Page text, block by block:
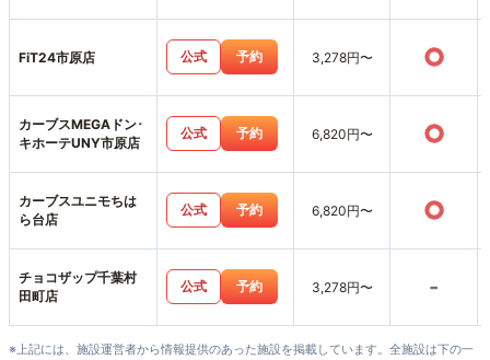
FiT24市原店 公式 予約 3,278円〜 ○
カーブスMEGAドン･
キホーテUNY市原店
公式 予約 6,820円〜 ○
カーブスユニモちは
ら台店
公式 予約 6,820円〜 ○
チョコザップ千葉村
田町店
公式 予約 3,278円〜 -
※上記には、施設運営者から情報提供のあった施設を掲載しています。全施設は下の一